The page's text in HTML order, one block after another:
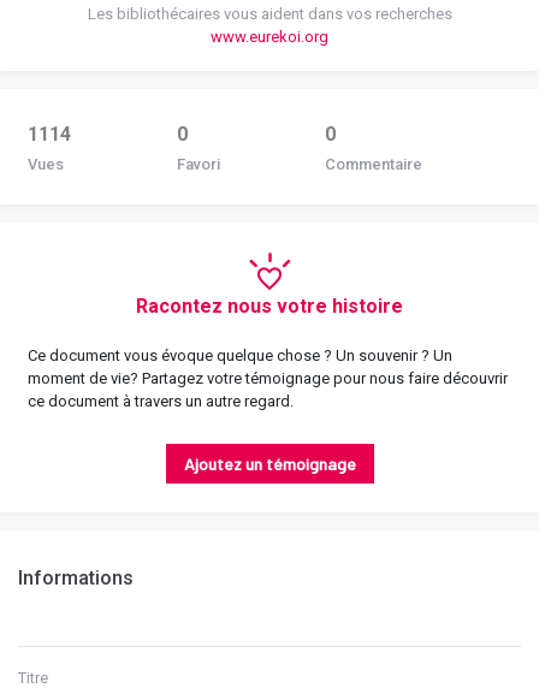
Informations
Titre
Les bibliothécaires vous aident dans vos recherches
www.eurekoi.org
1114
Vues
0
Favori
0
Commentaire
Racontez nous votre histoire
Ce document vous évoque quelque chose ? Un souvenir ? Un
moment de vie? Partagez votre témoignage pour nous faire découvrir
ce document à travers un autre regard.
Ajoutez un témoignage